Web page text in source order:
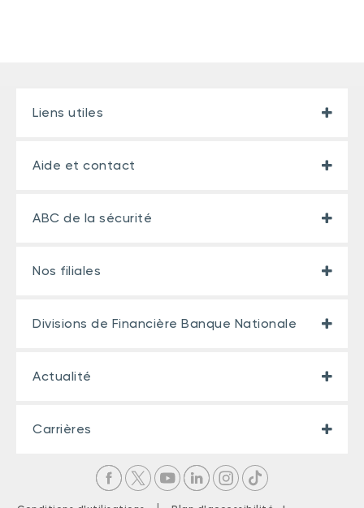
Liens utiles
Aide et contact
ABC de la sécurité
Nos filiales
Divisions de Financière Banque Nationale
Actualité
Carrières